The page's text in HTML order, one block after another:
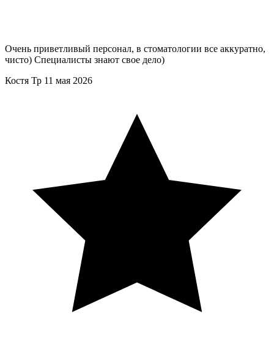
Очень приветливый персонал, в стоматологии все аккуратно,
чисто) Специалисты знают свое дело)
Костя Тр 11 мая 2026